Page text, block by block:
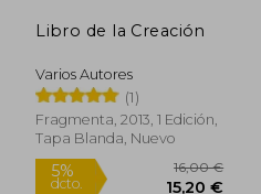
Libro de la Creación
Varios Autores
(1)
Fragmenta, 2013, 1 Edición,
Tapa Blanda, Nuevo